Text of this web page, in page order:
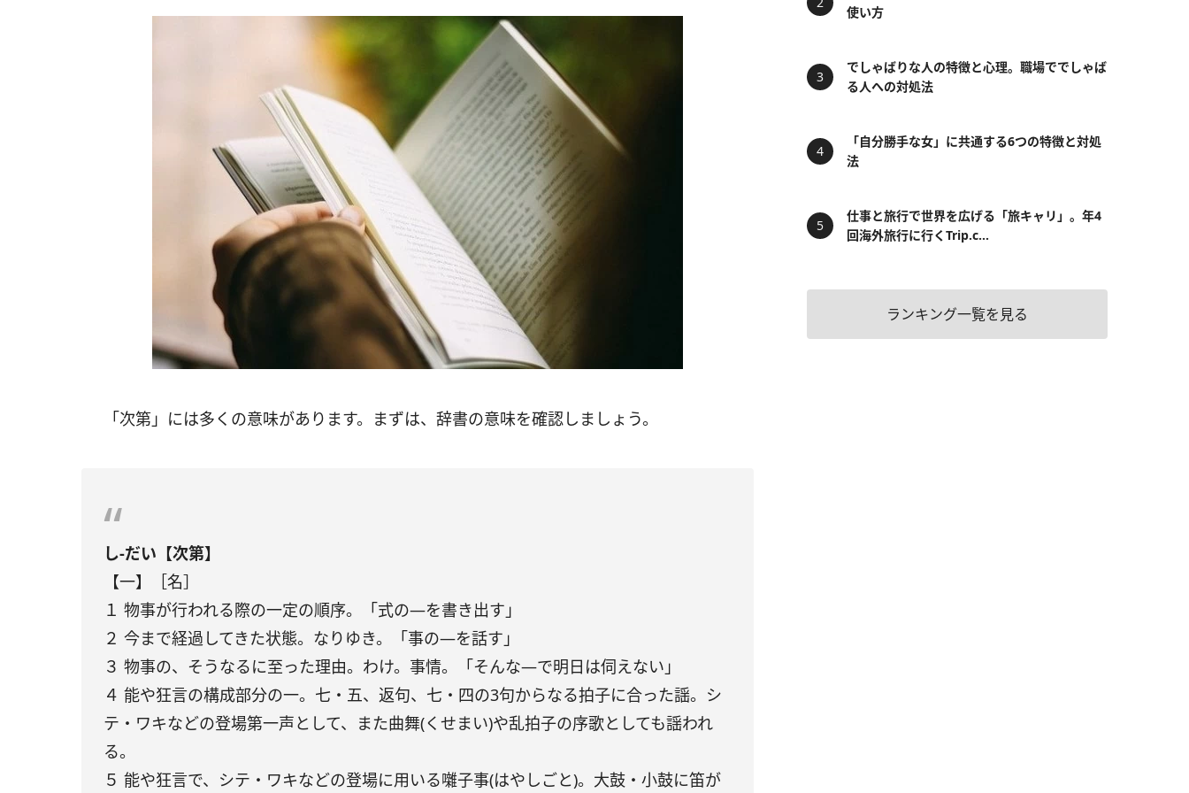
「次第」には多くの意味があります。まずは、辞書の意味を確認しましょう。
し‐だい【次第】
【一】［名］
１ 物事が行われる際の一定の順序。「式の—を書き出す」
２ 今まで経過してきた状態。なりゆき。「事の—を話す」
３ 物事の、そうなるに至った理由。わけ。事情。「そんな—で明日は伺えない」
４ 能や狂言の構成部分の一。七・五、返句、七・四の3句からなる拍子に合った謡。シ
テ・ワキなどの登場第一声として、また曲舞(くせまい)や乱拍子の序歌としても謡われ
る。
５ 能や狂言で、シテ・ワキなどの登場に用いる囃子事(はやしごと)。大鼓・小鼓に笛が
使い方
でしゃばりな人の特徴と心理。職場ででしゃば
る人への対処法
「自分勝手な女」に共通する6つの特徴と対処
法
仕事と旅行で世界を広げる「旅キャリ」。年4
回海外旅行に行くTrip.c...
ランキング一覧を見る